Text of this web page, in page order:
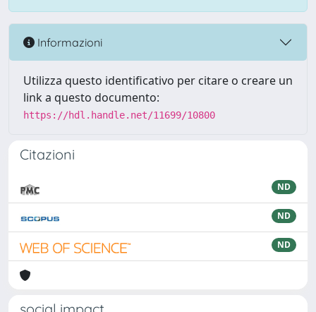
Informazioni
Utilizza questo identificativo per citare o creare un
link a questo documento:
https://hdl.handle.net/11699/10800
Citazioni
ND
ND
ND